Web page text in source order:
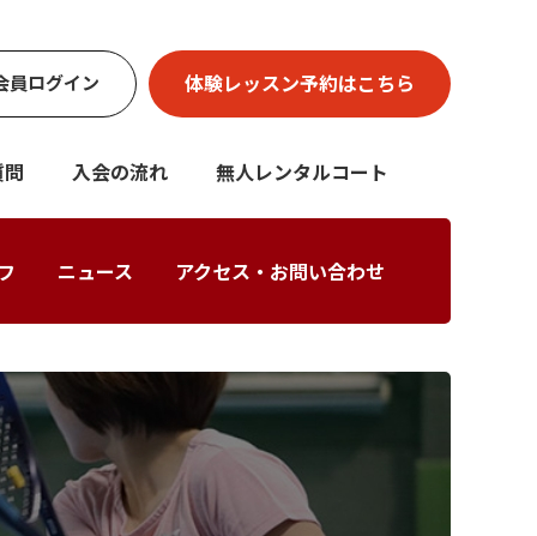
員ログイン 体験レッスン予約はこちら
ニュース アクセス・お問い合わせ
入会の流れ 無人レンタルコート